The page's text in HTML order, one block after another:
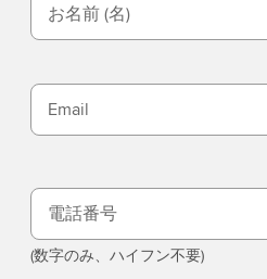
お名前 (名)
Email
電話番号
(数字のみ、ハイフン不要)